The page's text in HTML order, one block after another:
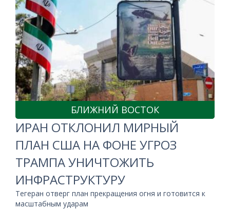
БЛИЖНИЙ ВОСТОК
ИРАН ОТКЛОНИЛ МИРНЫЙ
ПЛАН США НА ФОНЕ УГРОЗ
ТРАМПА УНИЧТОЖИТЬ
ИНФРАСТРУКТУРУ
Тегеран отверг план прекращения огня и готовится к
масштабным ударам